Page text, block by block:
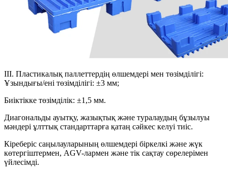
III. Пластикалық паллеттердің өлшемдері мен төзімділігі:
Ұзындығы/ені төзімділігі: ±3 мм;
Биіктікке төзімділік: ±1,5 мм.
Диагональды ауытқу, жазықтық және туралаудың бұзылуы
мәндері ұлттық стандарттарға қатаң сәйкес келуі тиіс.
Кіреберіс саңылауларының өлшемдері біркелкі және жүк
көтергіштермен, AGV-лармен және тік сақтау сөрелерімен
үйлесімді.